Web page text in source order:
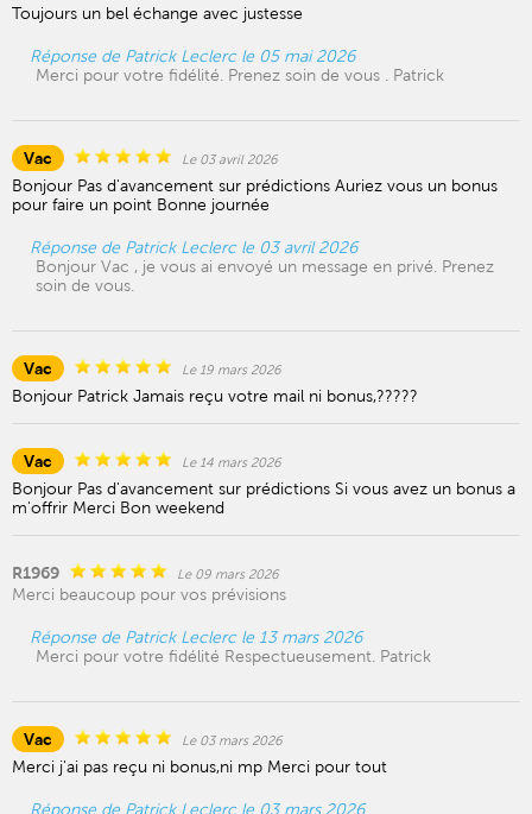
Toujours un bel échange avec justesse
Réponse de Patrick Leclerc le 05 mai 2026
Merci pour votre fidélité. Prenez soin de vous . Patrick
Vac Le 03 avril 2026
Bonjour Pas d'avancement sur prédictions Auriez vous un bonus
pour faire un point Bonne journée
Réponse de Patrick Leclerc le 03 avril 2026
Bonjour Vac , je vous ai envoyé un message en privé. Prenez
soin de vous.
Vac Le 19 mars 2026
Bonjour Patrick Jamais reçu votre mail ni bonus,?????
Vac Le 14 mars 2026
Bonjour Pas d'avancement sur prédictions Si vous avez un bonus a
m'offrir Merci Bon weekend
R1969 Le 09 mars 2026
Merci beaucoup pour vos prévisions
Réponse de Patrick Leclerc le 13 mars 2026
Merci pour votre fidélité Respectueusement. Patrick
Vac Le 03 mars 2026
Merci j'ai pas reçu ni bonus,ni mp Merci pour tout
Réponse de Patrick Leclerc le 03 mars 2026